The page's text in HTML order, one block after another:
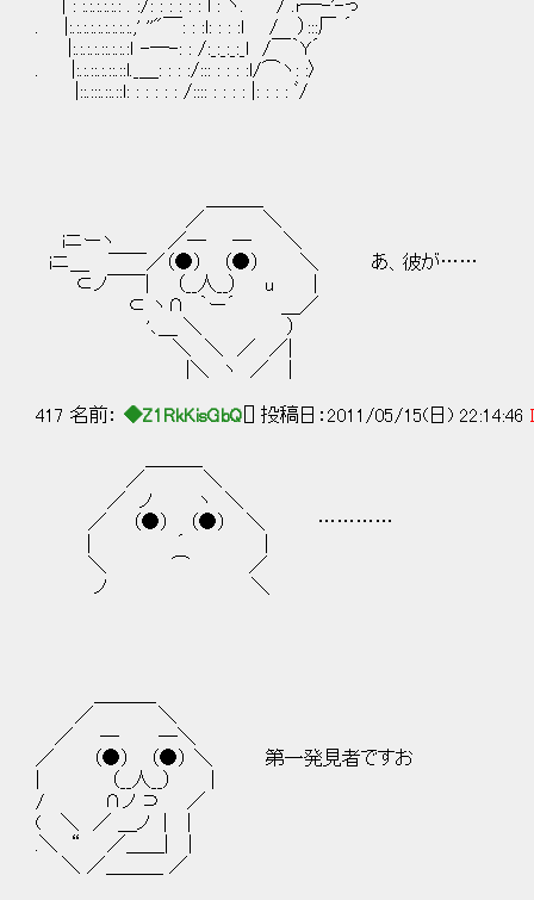
| : :.:.:.:.:.: . :/: : : : : : l : ヽ. / .r─-'-っ
. |:.:.:.:.:.:.:.:.:.,' ''"￣: : :l: : : :l / ）:::厂 ´
|:.:.:.:.::.:.:.:ｌ -─-: : /:_:_:_:_l /￣｀Y´
. |:.:.::.:.::.::l._＿: : : :/::: : : : :l/⌒ヽ: :〉
|::.:::.::.::l: : : : : : /:::: : : : : |: : : : ﾞ/
／ ＼
iニーヽ ／─ ─ ＼
iニ＿ ￣￣／（●） （●） ＼ あ、彼が……
⊂ノ￣￣| （__人__） u |
⊂ ヽ∩ ｀ー´ ＿／
'､＿ ＼ ）
＼ ＼ ／ ／|
|＼ ヽ ／ |
417 名前： ◆Z1RkKisGbQ [] 投稿日：2011/05/15(日) 22:14:46
／ ＼
／ ノ ヽ ＼
／ （●） （●） ＼ …………
＼ ⌒ ／
ノ ＼
／ ＼
／ ─ ─＼
／ （●） （●） ＼ 第一発見者ですお
| （__人__） |
/ ∩ノ ⊃ ／
( ＼ ／ ＿ノ | |
.＼ “ ／＿＿| |
＼ ／＿＿＿ ／